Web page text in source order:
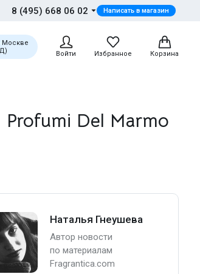
8 (495) 668 06 02 Написать в магазин
Москве
Войти Избранное Корзина
Del Marmo
Наталья Гнеушева
Автор новости
по материалам
Fragrantica.com